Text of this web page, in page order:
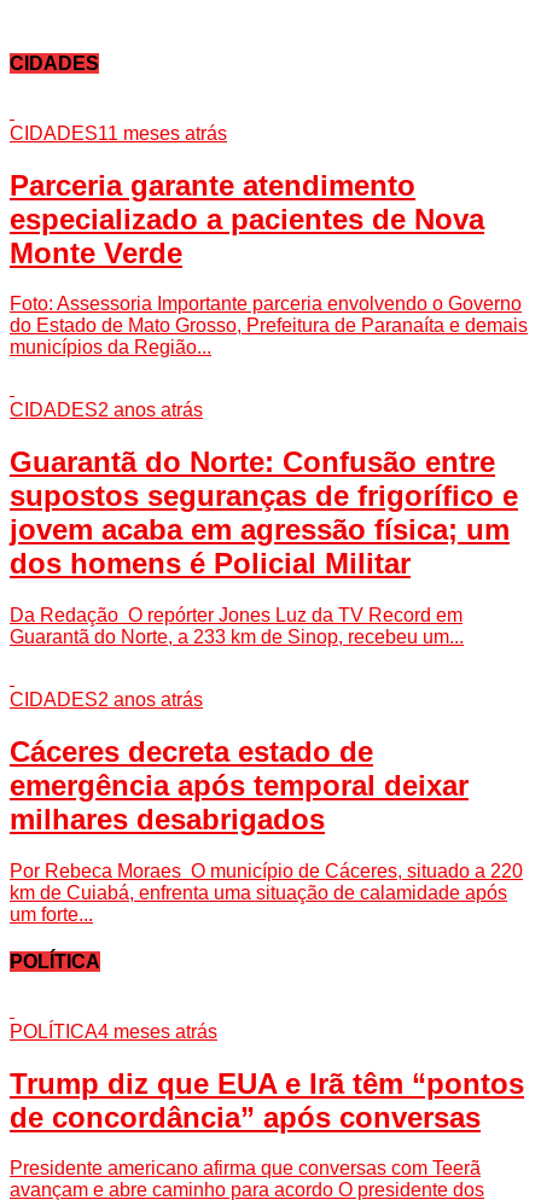
CIDADES
CIDADES11 meses atrás
Parceria garante atendimento
especializado a pacientes de Nova
Monte Verde
Foto: Assessoria Importante parceria envolvendo o Governo
do Estado de Mato Grosso, Prefeitura de Paranaíta e demais
municípios da Região...
CIDADES2 anos atrás
Guarantã do Norte: Confusão entre
supostos seguranças de frigorífico e
jovem acaba em agressão física; um
dos homens é Policial Militar
Da Redação O repórter Jones Luz da TV Record em
Guarantã do Norte, a 233 km de Sinop, recebeu um...
CIDADES2 anos atrás
Cáceres decreta estado de
emergência após temporal deixar
milhares desabrigados
Por Rebeca Moraes O município de Cáceres, situado a 220
km de Cuiabá, enfrenta uma situação de calamidade após
um forte...
POLÍTICA
POLÍTICA4 meses atrás
Trump diz que EUA e Irã têm “pontos
de concordância” após conversas
Presidente americano afirma que conversas com Teerã
avançam e abre caminho para acordo O presidente dos